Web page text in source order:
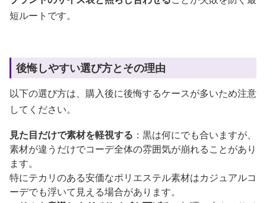
短ルートです。
後悔しやすい選び方とその理由
以下の選び方は、購入後に後悔するケースが多いため注意
してください。
見た目だけで素材を軽視する ：黒は何にでも合いますが、
素材が違うだけでコーデ全体の雰囲気が崩れることがあり
ます。
特にテカリのある安価なポリエステル素材はカジュアルコ
ーデでも浮いて見える場合があります。